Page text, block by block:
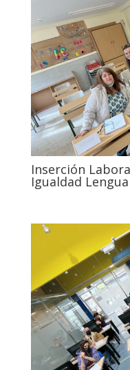
Inserción
Igualdad